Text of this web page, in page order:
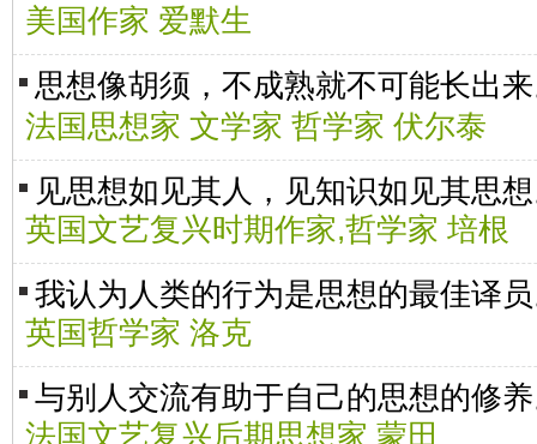
美国作家 爱默生
思想像胡须，不成熟就不可能长出
法国思想家 文学家 哲学家 伏尔泰
见思想如见其人，见知识如见其思
英国文艺复兴时期作家,哲学家 培根
我认为人类的行为是思想的最佳译
英国哲学家 洛克
与别人交流有助于自己的思想的修
法国文艺复兴后期思想家 蒙田